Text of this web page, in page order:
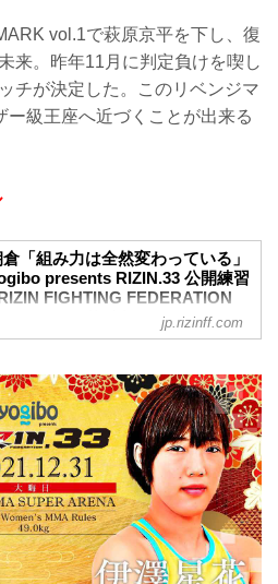
月のRIZIN.31で牛久絢太郎に敗れ、王
ら陥落した斎藤裕。昨年11月のタイ
マッチで勝利した朝倉未来との再戦
決定した。大晦日、朝倉を再び下し、
強さを証明することが出来るのか。
年12月22日（水）斎藤裕 公開練習8
vol.1で萩原京平を下し、復
来。昨年11月に判定負けを喫し
チが決定した。このリベンジマ
ー級王座へ近づくことが出来る
倉「組み力は全然変わっている」
presents RIZIN.33 公開練習
FIGHTING FEDERATION
公開した。
10月のRIZIN LANDMARK vol.1で萩
平を下し、復帰戦を勝利で飾った朝
来。昨年11月に判定負けを喫した斎
へのリベンジマッチが決定した。こ
ベンジマッチを制し、RIZINフェザー
座へ近づくことが出来るのか？！
練習では、30秒のシャドーを披露。
後、インタビューに応じた。
未来 公開練習風景
jp.rizinff.com